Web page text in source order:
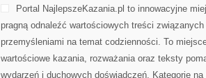
Portal NajlepszeKazania.pl to innowacyjne
pragną odnaleźć wartościowych treści
przemyśleniami na temat codzienności. To
wartościowe kazania, rozważania oraz teksty
wydarzeń i duchowych doświadczeń. Kategorie